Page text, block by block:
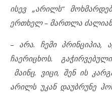
ისევ „არილს“
ერთხელ – მართლა
– არა. ჩემი
ჩაერიცხოს.
მაინც. ვიცი, შენ ის
არილს უკან დაუბრუნე